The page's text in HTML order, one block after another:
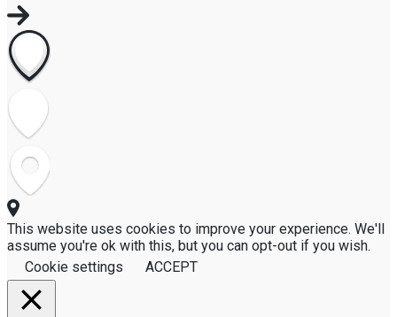
This website uses cookies to improve your experience. We'll
assume you're ok with this, but you can opt-out if you wish.
Cookie settings
ACCEPT